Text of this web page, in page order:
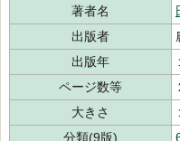
著者名
出版者
出版年
ページ数等
大きさ
分類(9版)